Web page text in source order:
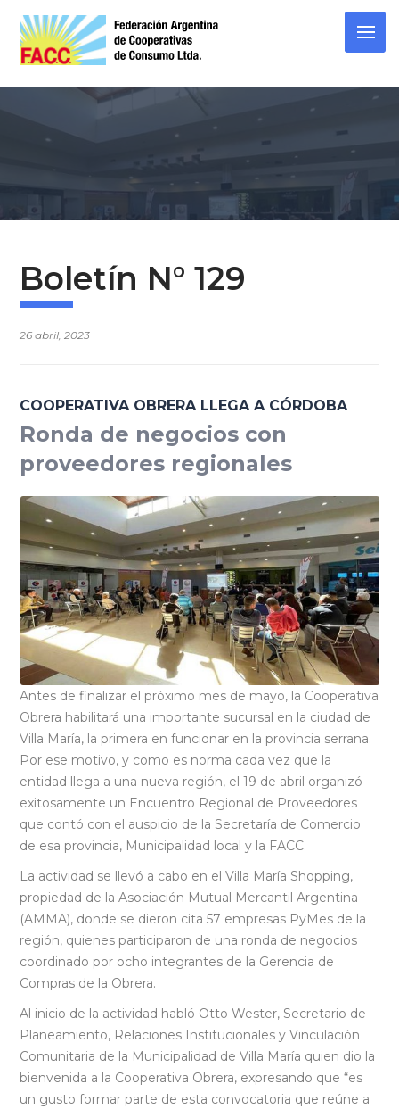
content
Boletín N° 129
26 abril, 2023
COOPERATIVA OBRERA LLEGA A CÓRDOBA
Ronda de negocios con
proveedores regionales
Antes de finalizar el próximo mes de mayo, la Cooperativa
Obrera habilitará una importante sucursal en la ciudad de
Villa María, la primera en funcionar en la provincia serrana.
Por ese motivo, y como es norma cada vez que la
entidad llega a una nueva región, el 19 de abril organizó
exitosamente un Encuentro Regional de Proveedores
que contó con el auspicio de la Secretaría de Comercio
de esa provincia, Municipalidad local y la FACC.
La actividad se llevó a cabo en el Villa María Shopping,
propiedad de la Asociación Mutual Mercantil Argentina
(AMMA), donde se dieron cita 57 empresas PyMes de la
región, quienes participaron de una ronda de negocios
coordinado por ocho integrantes de la Gerencia de
Compras de la Obrera.
Al inicio de la actividad habló Otto Wester, Secretario de
Planeamiento, Relaciones Institucionales y Vinculación
Comunitaria de la Municipalidad de Villa María quien dio la
bienvenida a la Cooperativa Obrera, expresando que “es
un gusto formar parte de esta convocatoria que reúne a